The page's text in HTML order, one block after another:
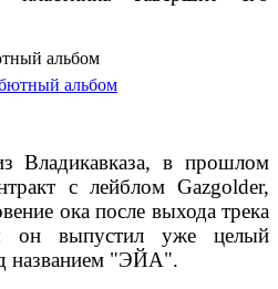
альбом
Владикавказа, в прошлом
с лейблом Gazgolder,
ока после выхода трека
он выпустил уже целый
названием "ЭЙА".